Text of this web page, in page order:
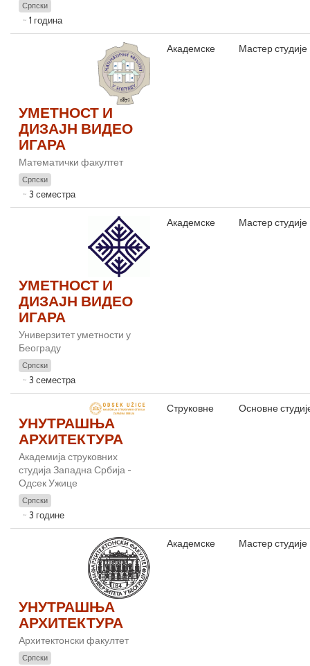
Српски
1 година
УМЕТНОСТ И
ДИЗАЈН ВИДЕО
ИГАРА
Математички факултет
Српски
3 семестра
Академске Мастер студије
УМЕТНОСТ И
ДИЗАЈН ВИДЕО
ИГАРА
Универзитет уметности у
Београду
Српски
3 семестра
Академске Мастер студије
УНУТРАШЊА
АРХИТЕКТУРА
Академија струковних
студија Западна Србија -
Одсек Ужице
Српски
3 године
Струковне Основне
УНУТРАШЊА
АРХИТЕКТУРА
Архитектонски факултет
Српски
Академске Мастер студије